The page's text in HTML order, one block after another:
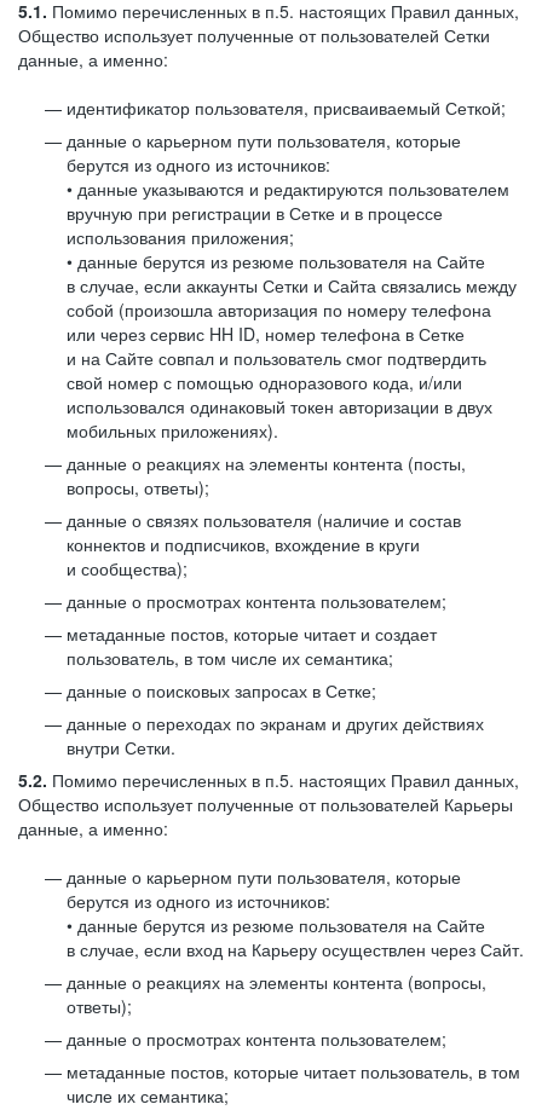
5.1. Помимо перечисленных в п.5. настоящих Правил данных,
Общество использует полученные от пользователей Сетки
данные, а именно:
идентификатор пользователя, присваиваемый Сеткой;
данные о карьерном пути пользователя, которые
берутся из одного из источников:
• данные указываются и редактируются пользователем
вручную при регистрации в Сетке и в процессе
использования приложения;
• данные берутся из резюме пользователя на Сайте
в случае, если аккаунты Сетки и Сайта связались между
собой (произошла авторизация по номеру телефона
или через сервис HH ID, номер телефона в Сетке
и на Сайте совпал и пользователь смог подтвердить
свой номер с помощью одноразового кода, и/или
использовался одинаковый токен авторизации в двух
мобильных приложениях).
данные о реакциях на элементы контента (посты,
вопросы, ответы);
данные о связях пользователя (наличие и состав
коннектов и подписчиков, вхождение в круги
и сообщества);
данные о просмотрах контента пользователем;
метаданные постов, которые читает и создает
пользователь, в том числе их семантика;
данные о поисковых запросах в Сетке;
данные о переходах по экранам и других действиях
внутри Сетки.
5.2. Помимо перечисленных в п.5. настоящих Правил данных,
Общество использует полученные от пользователей Карьеры
данные, а именно:
данные о карьерном пути пользователя, которые
берутся из одного из источников:
• данные берутся из резюме пользователя на Сайте
в случае, если вход на Карьеру осуществлен через Сайт.
данные о реакциях на элементы контента (вопросы,
ответы);
данные о просмотрах контента пользователем;
метаданные постов, которые читает пользователь, в том
числе их семантика;